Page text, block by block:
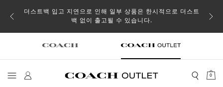
될 수
더스트백 입고 지연으로 인해 일부 상품은 한시적으로 더스트
백 없이 출고될 수 있습니다.
0